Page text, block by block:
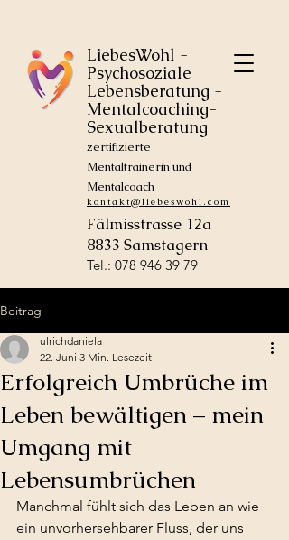
kontakt@liebeswohl.com
LiebesWohl -
Psychosoziale
Lebensberatung -
Mentalcoaching-
Sexualberatung
zertifizierte
Mentaltrainerin und
Mentalcoach
Tel.: 078 946 39 79
Fälmisstrasse 12a
8833 Samstagern
Beitrag
Erfolgreich Umbrüche im
Leben bewältigen – mein
Umgang mit
Lebensumbrüchen
ulrichdaniela
22. Juni 3 Min. Lesezeit
Manchmal fühlt sich das Leben an wie
ein unvorhersehbarer Fluss, der uns